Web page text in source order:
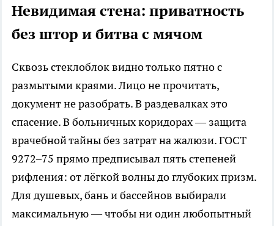
Невидимая стена: приватность
без штор и битва с мячом
Сквозь стеклоблок видно только пятно с
размытыми краями. Лицо не прочитать,
документ не разобрать. В раздевалках это
спасение. В больничных коридорах — защита
врачебной тайны без затрат на жалюзи. ГОСТ
9272–75 прямо предписывал пять степеней
рифления: от лёгкой волны до глубоких призм.
Для душевых, бань и бассейнов выбирали
максимальную — чтобы ни один любопытный